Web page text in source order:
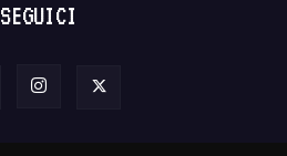
SEGUICI